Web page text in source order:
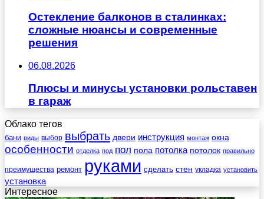
Остекление балконов в сталинках:
сложные нюансы и современные
решения
06.08.2026
Плюсы и минусы установки рольставен
в гараж
Облако тегов
бани виды выбор выбрать двери инструкция монтаж окна
особенности отделка под пол пола потолка потолок правильно
преимущества ремонт руками сделать стен укладка установить
установка
Интересное